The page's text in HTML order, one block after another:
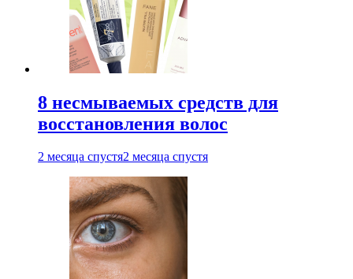
8 несмываемых средств для
восстановления волос
2 месяца спустя2 месяца спустя